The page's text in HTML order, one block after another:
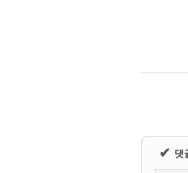
✔ 댓